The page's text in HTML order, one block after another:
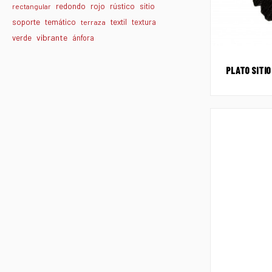
rectangular redondo rojo rústico
sitio
soporte temático terraza textil textura
verde vibrante ánfora
PLATO SITIO